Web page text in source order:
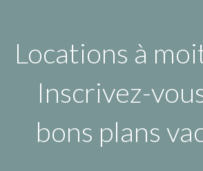
Locations à
Inscrivez-
bons plans